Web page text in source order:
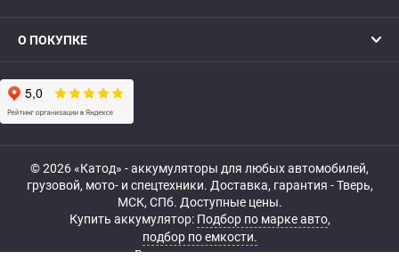
О ПОКУПКЕ
© 2026 «Катод» - аккумуляторы для любых автомобилей,
грузовой, мото- и спецтехники. Доставка, гарантия - Тверь,
МСК, СПб. Доступные цены.
Купить аккумулятор: Подбор по марке авто,
подбор по емкости.
Все права защищены.